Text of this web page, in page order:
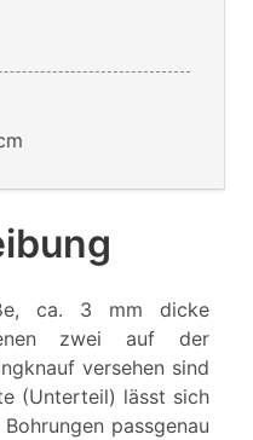
ca. 3 mm dicke
zwei auf der
versehen sind
(Unterteil) lässt sich
passgenau